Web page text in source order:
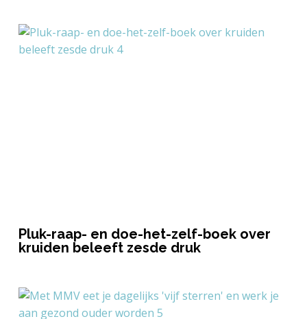
Pluk-raap- en doe-het-zelf-boek over
kruiden beleeft zesde druk